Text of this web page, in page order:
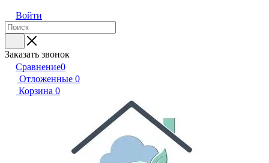
Войти
Заказать звонок
Сравнение0
Отложенные 0
Корзина 0